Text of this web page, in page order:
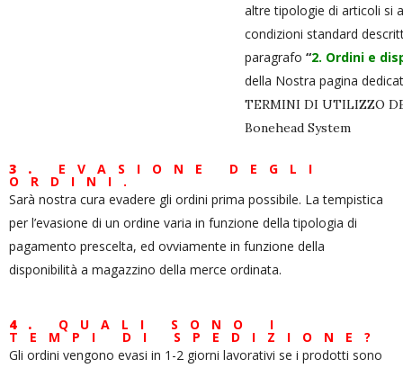
altre tipologie di articoli si
condizioni standard
paragrafo“2. Ordini e
della Nostra pagina
TERMINI DI UTILIZZO
Bonehead System
3. EVASIONE DEGLI
ORDINI.
Sarà nostra cura evadere gli ordini prima possibile. La tempistica
per l’evasione di un ordine varia in funzione della tipologia di
pagamento prescelta, ed ovviamente in funzione della
disponibilità a magazzino della merce ordinata.
4. QUALI SONO I
TEMPI DI SPEDIZIONE?
Gli ordini vengono evasi in 1-2 giorni lavorativi se i prodotti sono